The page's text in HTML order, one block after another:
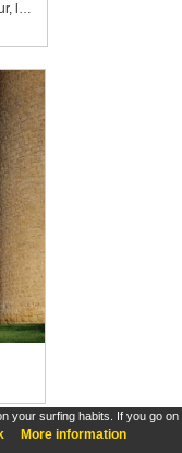
your surfing habits. If you go on
More information
Château d'Aulteribe, façade sur la cour d'honneur, le pavillon sud